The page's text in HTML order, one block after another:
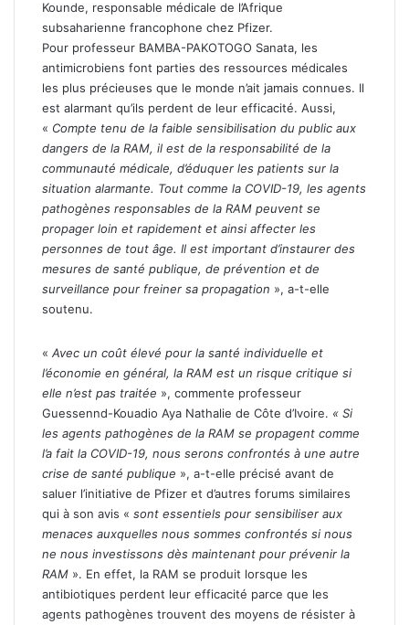
Kounde, responsable médicale de l’Afrique
subsaharienne francophone chez Pfizer.
Pour professeur BAMBA-PAKOTOGO Sanata, les
antimicrobiens font parties des ressources médicales
les plus précieuses que le monde n’ait jamais connues. Il
est alarmant qu’ils perdent de leur efficacité. Aussi,
« Compte tenu de la faible sensibilisation du public aux
dangers de la RAM, il est de la responsabilité de la
communauté médicale, d’éduquer les patients sur la
situation alarmante. Tout comme la COVID-19, les agents
pathogènes responsables de la RAM peuvent se
propager loin et rapidement et ainsi affecter les
personnes de tout âge. Il est important d’instaurer des
mesures de santé publique, de prévention et de
surveillance pour freiner sa propagation », a-t-elle
soutenu.
« Avec un coût élevé pour la santé individuelle et
l’économie en général, la RAM est un risque critique si
elle n’est pas traitée », commente professeur
Guessennd-Kouadio Aya Nathalie de Côte d’Ivoire. « Si
les agents pathogènes de la RAM se propagent comme
l’a fait la COVID-19, nous serons confrontés à une autre
crise de santé publique », a-t-elle précisé avant de
saluer l’initiative de Pfizer et d’autres forums similaires
qui à son avis « sont essentiels pour sensibiliser aux
menaces auxquelles nous sommes confrontés si nous
ne nous investissons dès maintenant pour prévenir la
RAM ». En effet, la RAM se produit lorsque les
antibiotiques perdent leur efficacité parce que les
agents pathogènes trouvent des moyens de résister à